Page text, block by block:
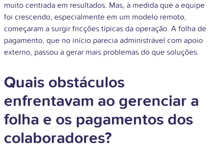
muito centrada em resultados. Mas, à medida que a equipe
foi crescendo, especialmente em um modelo remoto,
começaram a surgir fricções típicas da operação. A folha de
pagamento, que no início parecia administrável com apoio
externo, passou a gerar mais problemas do que soluções.
Quais obstáculos
enfrentavam ao gerenciar a
folha e os pagamentos dos
colaboradores?